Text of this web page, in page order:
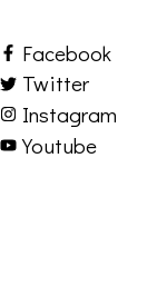
Facebook
Twitter
Instagram
Youtube